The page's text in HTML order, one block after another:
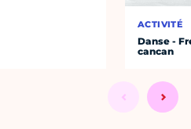
ACTIVITÉ
Danse -
cancan